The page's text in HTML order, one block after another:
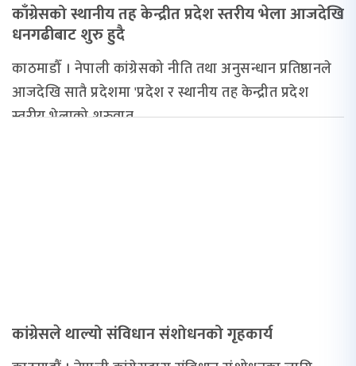
काँग्रेसको स्थानीय तह केन्द्रीत प्रदेश स्तरीय भेला आजदेखि
धनगढीबाट शुरु हुदै
काठमाडौँ । नेपाली कांग्रेसको नीति तथा अनुसन्धान प्रतिष्ठानले
आजदेखि सातै प्रदेशमा 'प्रदेश र स्थानीय तह केन्द्रीत प्रदेश
स्तरीय भेलाको शुरुवात...
कांग्रेसले थाल्यो संविधान संशोधनको गृहकार्य